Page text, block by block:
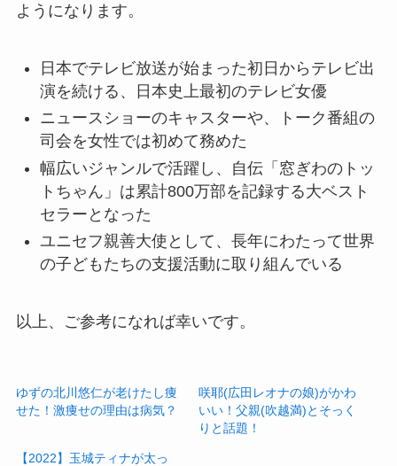
ようになります。
日本でテレビ放送が始まった初日からテレビ出
演を続ける、日本史上最初のテレビ女優
ニュースショーのキャスターや、トーク番組の
司会を女性では初めて務めた
幅広いジャンルで活躍し、自伝「窓ぎわのトッ
トちゃん」は累計800万部を記録する大ベスト
セラーとなった
ユニセフ親善大使として、長年にわたって世界
の子どもたちの支援活動に取り組んでいる
以上、ご参考になれば幸いです。
ゆずの北川悠仁が老けたし痩
せた！激痩せの理由は病気？
咲耶(広田レオナの娘)がかわ
いい！父親(吹越満)とそっく
りと話題！
【2022】玉城ティナが太っ